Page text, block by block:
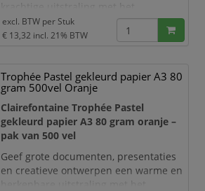
Clairefontaine Trophée Intens
gekleurd papier A3 120 gram in
herkenbaar en is bijzonder geschikt
voor documenten die moeten opvallen
tussen standaard wit papier.
Met een papiergewicht van120 g/
excl. BTW per Stuk
€ 13,32 incl. 21% BTW
Trophée Pastel gekleurd papier A3 80
gram 500vel Oranje
Clairefontaine Trophée Pastel
gekleurd papier A3 80 gram oranje –
pak van 500 vel
Geef grote documenten, presentaties
en creatieve ontwerpen een warme en